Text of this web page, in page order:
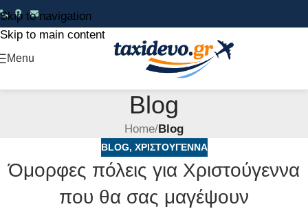
Skip to navigation
Skip to main content
Menu
Blog
Home/Blog
BLOG, ΧΡΙΣΤΟΎΓΕΝΝΑ
Όμορφες πόλεις για Χριστούγεννα
που θα σας μαγέψουν